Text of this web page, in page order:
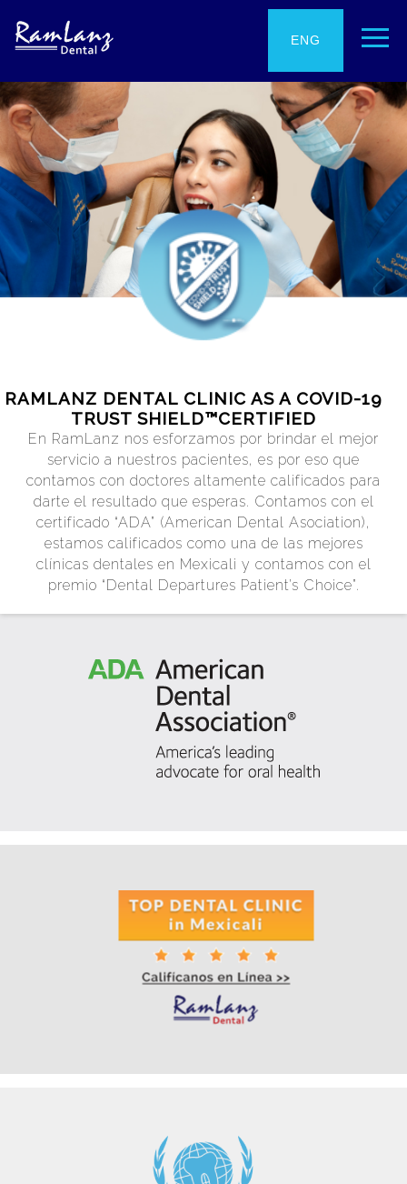
ENG
ESP
RAMLANZ DENTAL CLINIC AS A COVID-19
TRUST SHIELD™CERTIFIED
En RamLanz nos esforzamos por brindar el mejor
servicio a nuestros pacientes, es por eso que
contamos con doctores altamente calificados para
darte el resultado que esperas. Contamos con el
certificado “ADA” (American Dental Asociation),
estamos calificados como una de las mejores
clínicas dentales en Mexicali y contamos con el
premio “Dental Departures Patient’s Choice”.